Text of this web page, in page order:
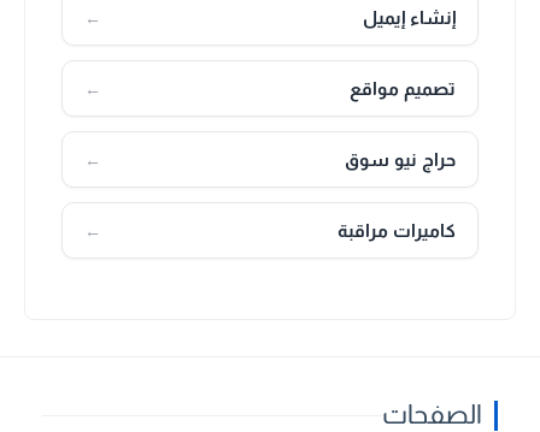
إنشاء إيميل ←
تصميم مواقع ←
حراج نيو سوق ←
كاميرات مراقبة ←
الصفحات